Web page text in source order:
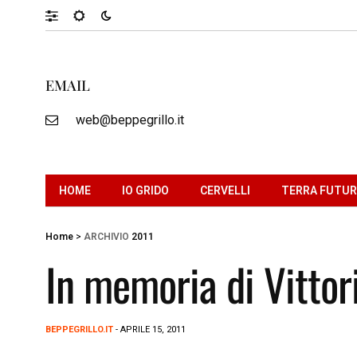
EMAIL
web@beppegrillo.it
HOME IO GRIDO CERVELLI TERRA
Home > ARCHIVIO 2011
In memoria di
BEPPEGRILLO.IT - APRILE 15, 2011